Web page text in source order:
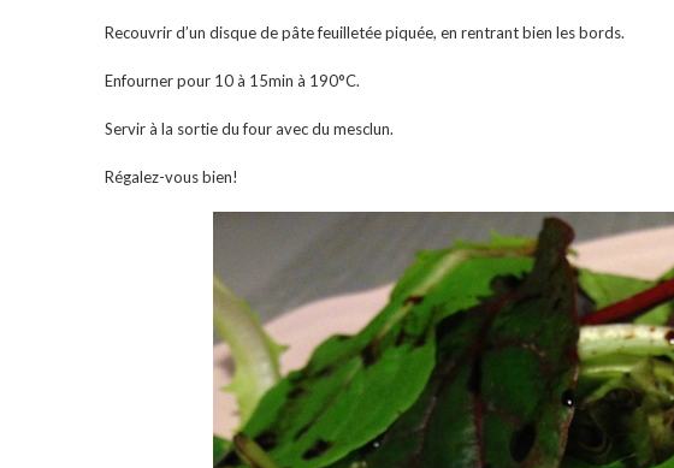
Recouvrir d’un disque de pâte feuilletée piquée, en rentrant bien les bords.
Enfourner pour 10 à 15min à 190°C.
Servir à la sortie du four avec du mesclun.
Régalez-vous bien!